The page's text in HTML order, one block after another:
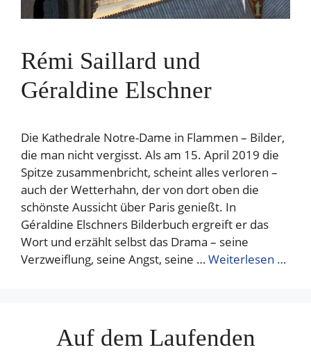
Rémi Saillard und
Géraldine Elschner
Die Kathedrale Notre-Dame in Flammen – Bilder,
die man nicht vergisst. Als am 15. April 2019 die
Spitze zusammenbricht, scheint alles verloren –
auch der Wetterhahn, der von dort oben die
schönste Aussicht über Paris genießt. In
Géraldine Elschners Bilderbuch ergreift er das
Wort und erzählt selbst das Drama – seine
Verzweiflung, seine Angst, seine … Weiterlesen …
Auf dem Laufenden